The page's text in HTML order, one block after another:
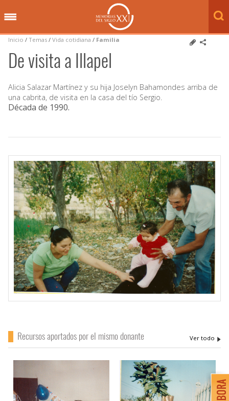
Inicio / Temas / Vida cotidiana / Familia
De visita a Illapel
Alicia Salazar Martínez y su hija Joselyn Bahamondes arriba de
una cabrita, de visita en la casa del tío Sergio.
Década de 1990.
Recursos aportados por el mismo donante